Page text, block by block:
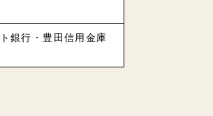
銀行・豊田信用金庫